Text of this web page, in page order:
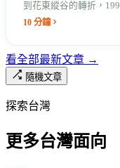
到花東縱谷的轉折，
證明標章。
10 分鐘
看全部最新文章 →
隨機文章
探索台灣
更多台灣面向